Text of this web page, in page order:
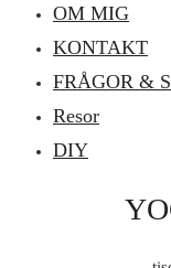
OM MIG
KONTAKT
FRÅGOR &
Resor
DIY